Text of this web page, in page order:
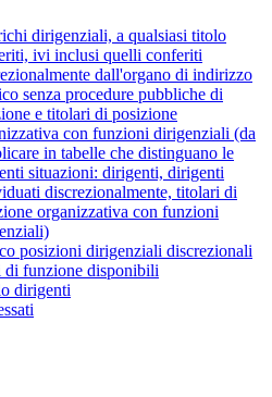
dirigenziali, a qualsiasi titolo
ivi inclusi quelli conferiti
dall'organo di indirizzo
senza procedure pubbliche di
e titolari di posizione
con funzioni dirigenziali (da
in tabelle che distinguano le
situazioni: dirigenti, dirigenti
discrezionalmente, titolari di
organizzativa con funzioni
posizioni dirigenziali discrezionali
di funzione disponibili
dirigenti